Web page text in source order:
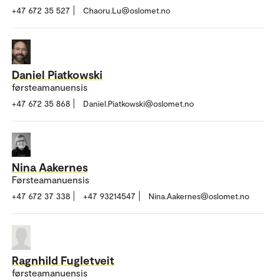
+47 672 35 527 Chaoru.Lu@oslomet.no
Daniel Piatkowski
førsteamanuensis
+47 672 35 868 Daniel.Piatkowski@oslomet.no
Nina Aakernes
Førsteamanuensis
+47 672 37 338 +47 93214547 Nina.Aakernes@oslomet.no
Ragnhild Fugletveit
førsteamanuensis